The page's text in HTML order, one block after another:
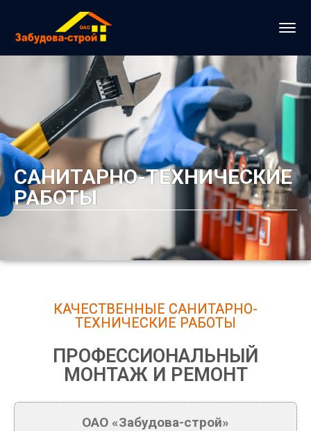
САНИТАРНО-ТЕХНИЧЕСКИЕ
РАБОТЫ
КАЧЕСТВЕННЫЕ САНИТАРНО-
ТЕХНИЧЕСКИЕ РАБОТЫ
ПРОФЕССИОНАЛЬНЫЙ
МОНТАЖ И РЕМОНТ
ОАО «Забудова-строй»